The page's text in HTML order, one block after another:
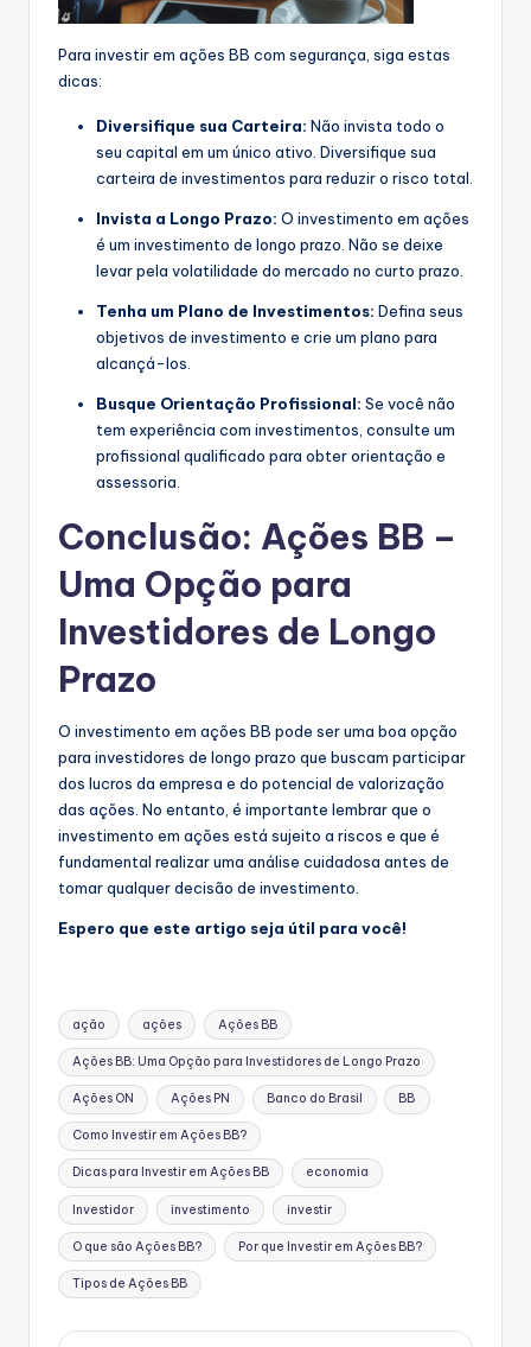
Para investir em ações BB com segurança, siga estas
dicas:
Diversifique sua Carteira: Não invista todo o
seu capital em um único ativo. Diversifique sua
carteira de investimentos para reduzir o risco total.
Invista a Longo Prazo: O investimento em ações
é um investimento de longo prazo. Não se deixe
levar pela volatilidade do mercado no curto prazo.
Tenha um Plano de Investimentos: Defina seus
objetivos de investimento e crie um plano para
alcançá-los.
Busque Orientação Profissional: Se você não
tem experiência com investimentos, consulte um
profissional qualificado para obter orientação e
assessoria.
Conclusão: Ações BB –
Uma Opção para
Investidores de Longo
Prazo
O investimento em ações BB pode ser uma boa opção
para investidores de longo prazo que buscam participar
dos lucros da empresa e do potencial de valorização
das ações. No entanto, é importante lembrar que o
investimento em ações está sujeito a riscos e que é
fundamental realizar uma análise cuidadosa antes de
tomar qualquer decisão de investimento.
Espero que este artigo seja útil para você!
Tags:
ação ações Ações BB
Ações BB: Uma Opção para Investidores de Longo Prazo
Ações ON Ações PN Banco do Brasil BB
Como Investir em Ações BB?
Dicas para Investir em Ações BB economia
Investidor investimento investir
O que são Ações BB? Por que Investir em Ações BB?
Tipos de Ações BB